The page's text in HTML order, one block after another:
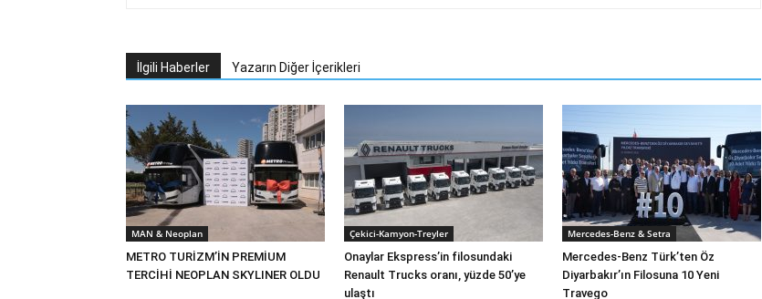
İlgili Haberler Yazarın Diğer İçerikleri
MAN & Neoplan
METRO TURİZM’İN PREMİUM
TERCİHİ NEOPLAN SKYLINER OLDU
Çekici-Kamyon-Treyler
Onaylar Ekspress’in filosundaki
Renault Trucks oranı, yüzde 50’ye
ulaştı
Mercedes-Benz & Setra
Mercedes-Benz Türk’ten Öz
Diyarbakır’ın Filosuna 10 Yeni
Travego